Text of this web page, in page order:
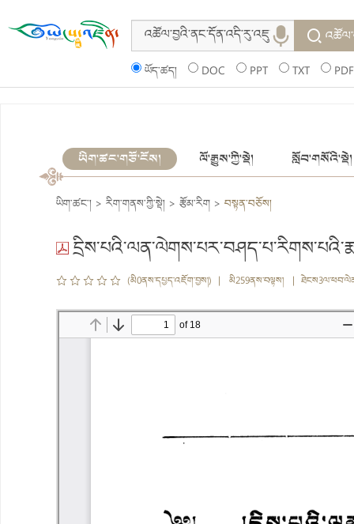
ཡོད་ཚད། DOC PPT TXT PDF
ཡིག་ཚང་གཙོ་ངོས། ལོ་རྒྱུས་ཀྱི་སྡེ། སློབ་གསོའི་སྡེ།
ཡིག་ཚང་། > རིག་གནས་ཀྱི་སྡེ། > རྩོམ་རིག > བསྟན་བཅོས།
(མི0ནས་དཔྱད་འཇོག་བྱས།) | མི259ནས་བལྟས། |